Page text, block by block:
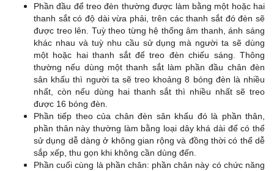
Phần đầu để treo đèn thường được làm bằng một hoặc hai
thanh sắt có độ dài vừa phải, trên các thanh sắt đó đèn sẽ
được treo lên. Tuỳ theo từng hệ thống âm thanh, ánh sáng
khác nhau và tuỳ nhu cầu sử dụng mà người ta sẽ dùng
một hoặc hai thanh sắt để treo đèn chiếu sáng. Thông
thường nếu dùng một thanh sắt làm phần đầu chân đèn
sân khấu thì người ta sẽ treo khoảng 8 bóng đèn là nhiều
nhất, còn nếu dùng hai thanh sắt thì nhiều nhất sẽ treo
được 16 bóng đèn.
Phần tiếp theo của chân đèn sân khấu đó là phần thân,
phần thân này thường làm bằng loại dây khá dài để có thể
sử dụng dễ dàng ở không gian rộng và đồng thời có thể dễ
sắp xếp, thu gọn khi không cần dùng đến.
Phần cuối cùng là phần chân: phần chân này có chức năng